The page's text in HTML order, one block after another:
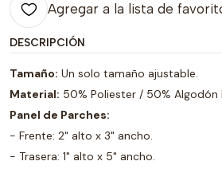
Agregar a la lista de
DESCRIPCIÓN
Tamaño: Un solo tamaño ajustable.
Material: 50% Poliester / 50% Algodón
Panel de Parches:
- Frente: 2" alto x 3" ancho.
- Trasera: 1" alto x 5" ancho.